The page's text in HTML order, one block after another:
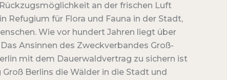
an der frischen Luft
Refugium für Flora und Fauna in der Stadt,
Wie vor hundert Jahren liegt über
Ansinnen des Zweckverbandes Groß-
mit dem Dauerwaldvertrag zu sichern ist
Berlins die Wälder in die Stadt und